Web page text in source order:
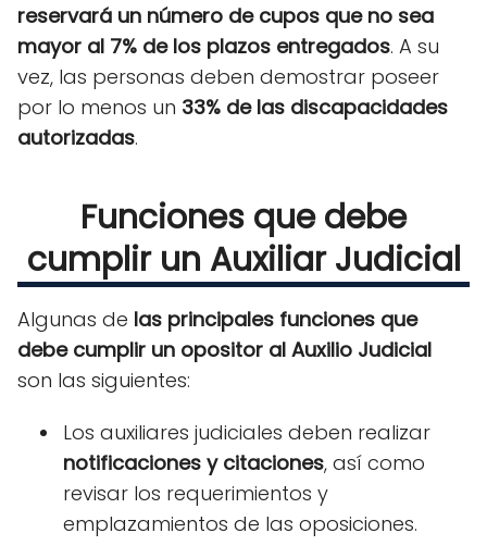
reservará un número de cupos que no sea
mayor al 7% de los plazos entregados. A su
vez, las personas deben demostrar poseer
por lo menos un 33% de las discapacidades
autorizadas.
Funciones que debe
cumplir un Auxiliar Judicial
Algunas de las principales funciones que
debe cumplir un opositor al Auxilio Judicial
son las siguientes:
Los auxiliares judiciales deben realizar
notificaciones y citaciones, así como
revisar los requerimientos y
emplazamientos de las oposiciones.